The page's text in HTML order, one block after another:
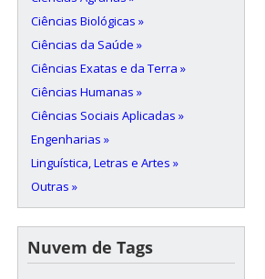
Ciências Biológicas »
Ciências da Saúde »
Ciências Exatas e da Terra »
Ciências Humanas »
Ciências Sociais Aplicadas »
Engenharias »
Linguística, Letras e Artes »
Outras »
Nuvem de Tags